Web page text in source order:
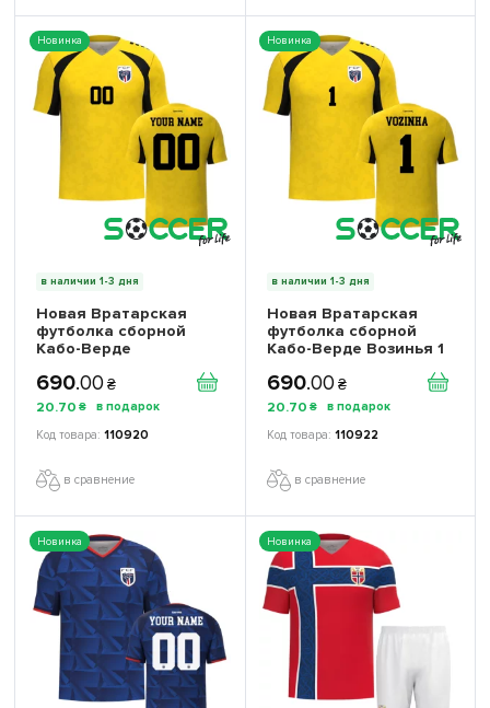
Новинка
в наличии 1-3 дня
Новая Вратарская
футболка сборной
Кабо-Верде
(World Cup 2026)
игровая/повседневная
17261703 цвет: желтый
690.00 ₴
20.70 ₴
110920
в сравнение
Новинка
в наличии 1-3 дня
Новая Вратарская
футболка сборной
Кабо-Верде Возинья 1
(Vozinha 1 World Cup
2026) игровая/
повседневная
17261903 цвет: желтый
690.00 ₴
20.70 ₴
110922
в сравнение
Новинка Новинка